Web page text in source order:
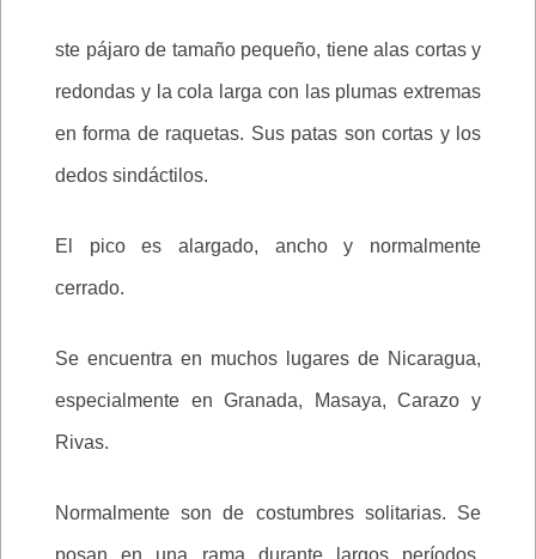
ste pájaro de tamaño pequeño, tiene alas cortas y
redondas y la cola larga con las plumas extremas
en forma de raquetas. Sus patas son cortas y los
dedos sindáctilos.
El pico es alargado, ancho y normalmente
cerrado.
Se encuentra en muchos lugares de Nicaragua,
especialmente en Granada, Masaya, Carazo y
Rivas.
Normalmente son de costumbres solitarias. Se
posan en una rama durante largos períodos,